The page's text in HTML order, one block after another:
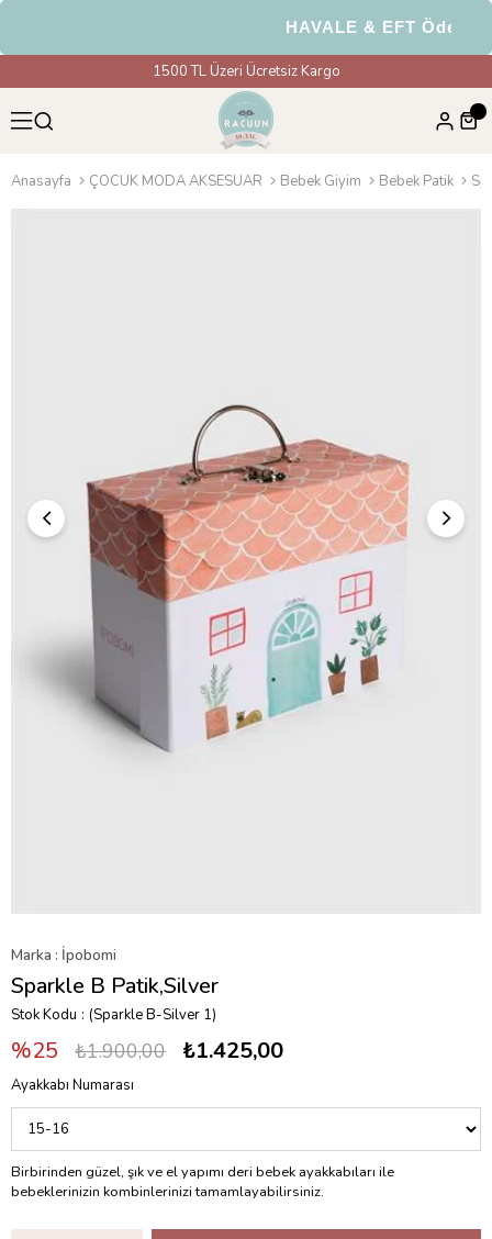
HAVALE & EFT
1500 TL Üzeri Ücretsiz Kargo
Anasayfa ÇOCUK MODA AKSESUAR Bebek Giyim Bebek Patik
Marka : İpobomi
Sparkle B Patik,Silver
Stok Kodu (Sparkle B-Silver 1)
25 ₺1.900,00 ₺1.425,00
Ayakkabı Numarası
Birbirinden güzel, şık ve el yapımı deri bebek ayakkabıları ile
bebeklerinizin kombinlerinizi tamamlayabilirsiniz.